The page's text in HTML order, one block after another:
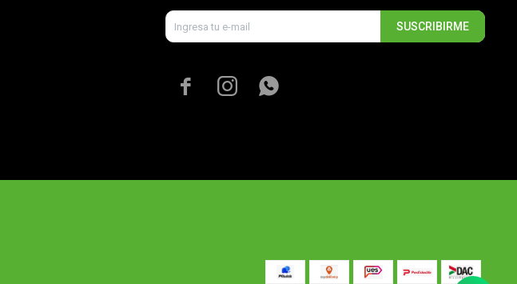
SUSCRIBIRME
  